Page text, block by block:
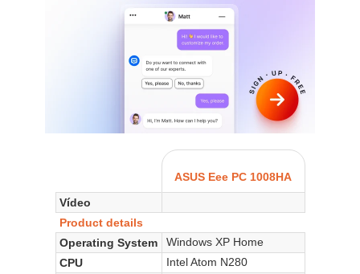
ASUS Eee PC 1008HA
Vídeo
Product details
Operating System
Windows XP Home
CPU
Intel Atom N280